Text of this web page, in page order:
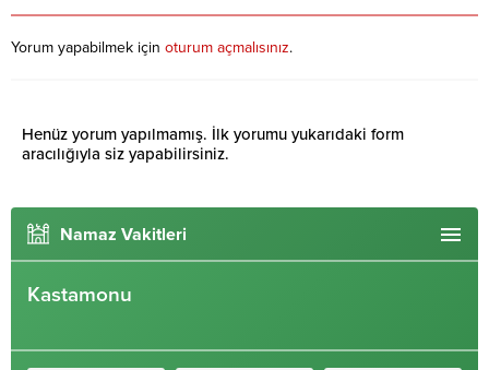
Yorum yapabilmek için oturum açmalısınız.
Henüz yorum yapılmamış. İlk yorumu yukarıdaki form
aracılığıyla siz yapabilirsiniz.
Namaz Vakitleri
Kastamonu